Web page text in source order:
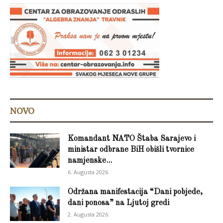
NOVO
Komandant NATO Štaba Sarajevo i
ministar odbrane BiH obišli tvornice
namjenske...
6. Augusta 2026.
Održana manifestacija “Dani pobjede,
dani ponosa” na Ljutoj gredi
2. Augusta 2026.